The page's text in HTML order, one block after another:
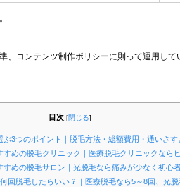
、コンテンツ制作ポリシーに則って運用して
目次 [閉じる]
3つのポイント｜脱毛方法・総額費用・通いさす
めの脱毛クリニック｜医療脱毛クリニックなら
めの脱毛サロン｜光脱毛なら痛みが少なく初心
回脱毛したらいい？｜医療脱毛なら5～8回、光